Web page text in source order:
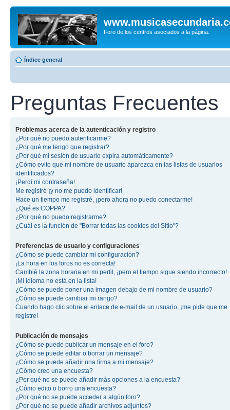
Foro de los centros asociados a la página.
Índice general
Preguntas Frecuentes
Problemas acerca de la autenticación y registro
¿Por qué no puedo autenticarme?
¿Por qué me tengo que registrar?
¿Por qué mi sesión de usuario expira automáticamente?
¿Cómo evito que mi nombre de usuario aparezca en las listas de usuarios
identificados?
¡Perdí mi contraseña!
Me registré ¡y no me puedo identificar!
Hace un tiempo me registré, ¡pero ahora no puedo conectarme!
¿Qué es COPPA?
¿Por qué no puedo registrarme?
¿Cuál es la función de "Borrar todas las cookies del Sitio"?
Preferencias de usuario y configuraciones
¿Cómo se puede cambiar mi configuración?
¡La hora en los foros no es correcta!
Cambié la zona horaria en mi perfil, ¡pero el tiempo sigue siendo incorrecto!
¡Mi idioma no está en la lista!
¿Cómo se puede poner una imagen debajo de mi nombre de usuario?
¿Cómo se puede cambiar mi rango?
Cuando hago clic sobre el enlace de e-mail de un usuario, ¡me pide que me
registre!
Publicación de mensajes
¿Cómo se puede publicar un mensaje en el foro?
¿Cómo se puede editar o borrar un mensaje?
¿Cómo se puede añadir una firma a mi mensaje?
¿Cómo creo una encuesta?
¿Por qué no se puede añadir más opciones a la encuesta?
¿Cómo edito o borro una encuesta?
¿Por qué no se puede acceder a algún foro?
¿Por qué no se puede añadir archivos adjuntos?